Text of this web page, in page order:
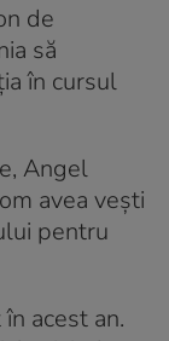
de
să
în cursul
Angel
avea vești
pentru
acest an.